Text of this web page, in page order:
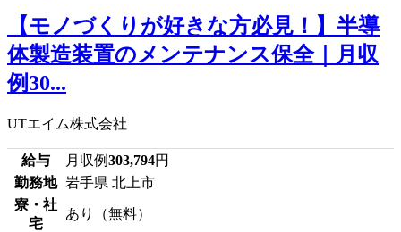
【モノづくりが好きな方必見！】半導
体製造装置のメンテナンス保全｜月収
例30...
UTエイム株式会社
給与 月収例303,794円
勤務地 岩手県 北上市
寮・社
宅
あり（無料）